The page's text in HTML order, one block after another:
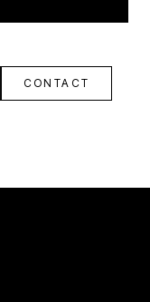
CONTACT